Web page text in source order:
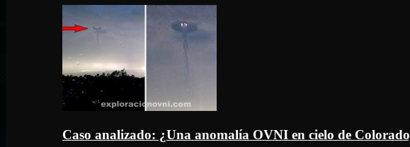
Caso analizado: ¿Una anomalía OVNI en cielo de